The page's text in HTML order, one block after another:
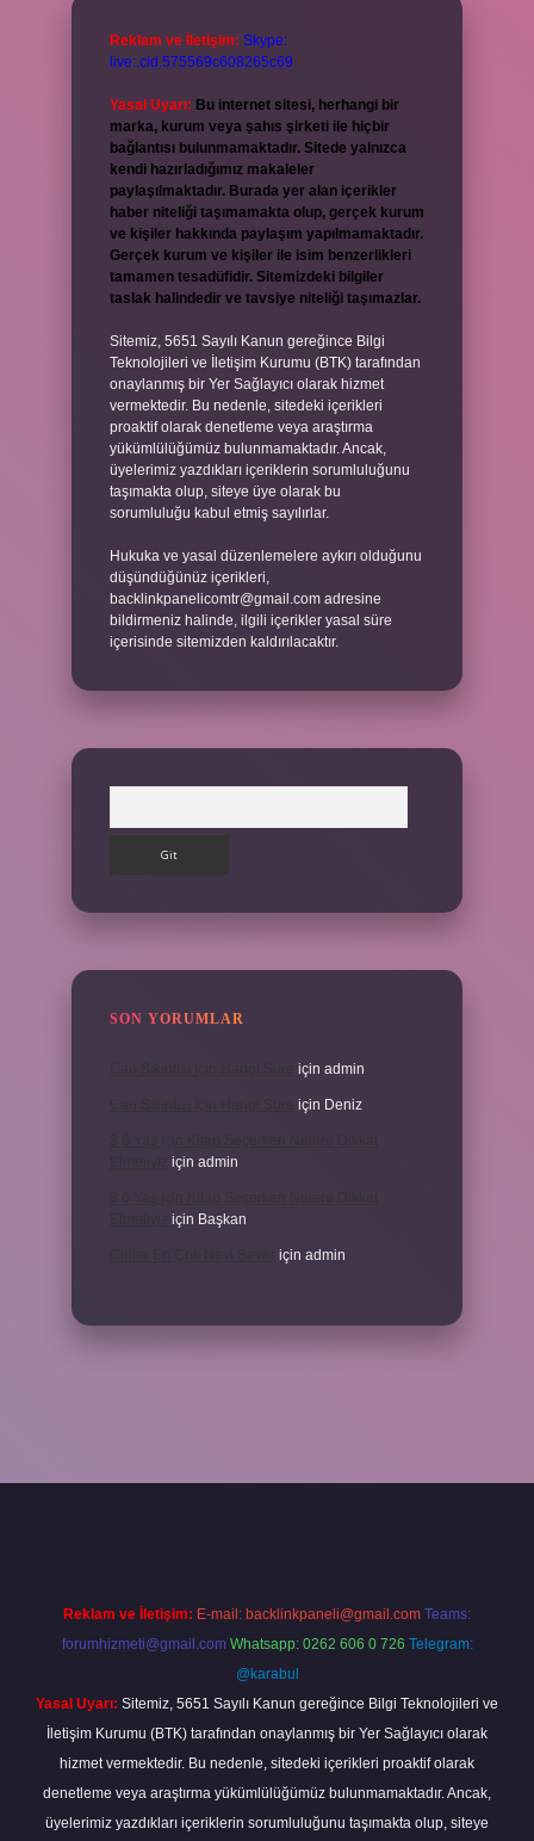
Reklam ve İletişim: Skype:
live:.cid.575569c608265c69
Yasal Uyarı: Bu internet sitesi, herhangi bir
marka, kurum veya şahıs şirketi ile hiçbir
bağlantısı bulunmamaktadır. Sitede yalnızca
kendi hazırladığımız makaleler
paylaşılmaktadır. Burada yer alan içerikler
haber niteliği taşımamakta olup, gerçek kurum
ve kişiler hakkında paylaşım yapılmamaktadır.
Gerçek kurum ve kişiler ile isim benzerlikleri
tamamen tesadüfidir. Sitemizdeki bilgiler
taslak halindedir ve tavsiye niteliği taşımazlar.
Sitemiz, 5651 Sayılı Kanun gereğince Bilgi
Teknolojileri ve İletişim Kurumu (BTK) tarafından
onaylanmış bir Yer Sağlayıcı olarak hizmet
vermektedir. Bu nedenle, sitedeki içerikleri
proaktif olarak denetleme veya araştırma
yükümlülüğümüz bulunmamaktadır. Ancak,
üyelerimiz yazdıkları içeriklerin sorumluluğunu
taşımakta olup, siteye üye olarak bu
sorumluluğu kabul etmiş sayılırlar.
Hukuka ve yasal düzenlemelere aykırı olduğunu
düşündüğünüz içerikleri,
backlinkpanelicomtr@gmail.com adresine
bildirmeniz halinde, ilgili içerikler yasal süre
içerisinde sitemizden kaldırılacaktır.
SON YORUMLAR
için admin
için Deniz
için admin
için Başkan
için admin
Reklam ve İletişim: E-mail: backlinkpaneli@gmail.com Teams:
forumhizmeti@gmail.com Whatsapp: 0262 606 0 726 Telegram:
@karabul
Yasal Uyarı: Sitemiz, 5651 Sayılı Kanun gereğince Bilgi Teknolojileri ve
İletişim Kurumu (BTK) tarafından onaylanmış bir Yer Sağlayıcı olarak
hizmet vermektedir. Bu nedenle, sitedeki içerikleri proaktif olarak
denetleme veya araştırma yükümlülüğümüz bulunmamaktadır. Ancak,
üyelerimiz yazdıkları içeriklerin sorumluluğunu taşımakta olup, siteye